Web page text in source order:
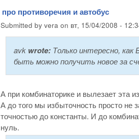
про противоречия и автобус
Submitted by vera on вт, 15/04/2008 -
avk wrote: Только интересно,
быть можно получить новое за
А при комбинаторике и вылезает эта
А до того мы избыточность просто не
точностью до константы. И до
нуль.